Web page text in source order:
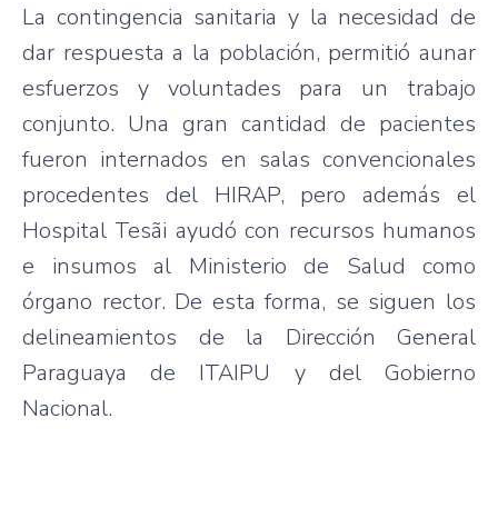
La contingencia sanitaria y la necesidad de
dar respuesta a la población, permitió aunar
esfuerzos y voluntades para un trabajo
conjunto. Una gran cantidad de pacientes
fueron internados en salas convencionales
procedentes del HIRAP, pero además el
Hospital Tesãi ayudó con recursos humanos
e insumos al Ministerio de Salud como
órgano rector. De esta forma, se siguen los
delineamientos de la Dirección General
Paraguaya de ITAIPU y del Gobierno
Nacional.